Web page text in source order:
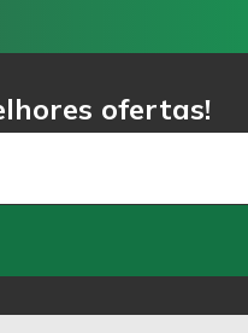
ofertas!